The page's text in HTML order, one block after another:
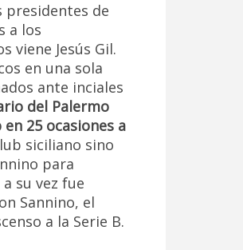
presidentes de
a los
viene Jesús Gil.
en una sola
ante inciales
del Palermo
25 ocasiones a
siciliano sino
para
su vez fue
Sannino, el
a la Serie B.